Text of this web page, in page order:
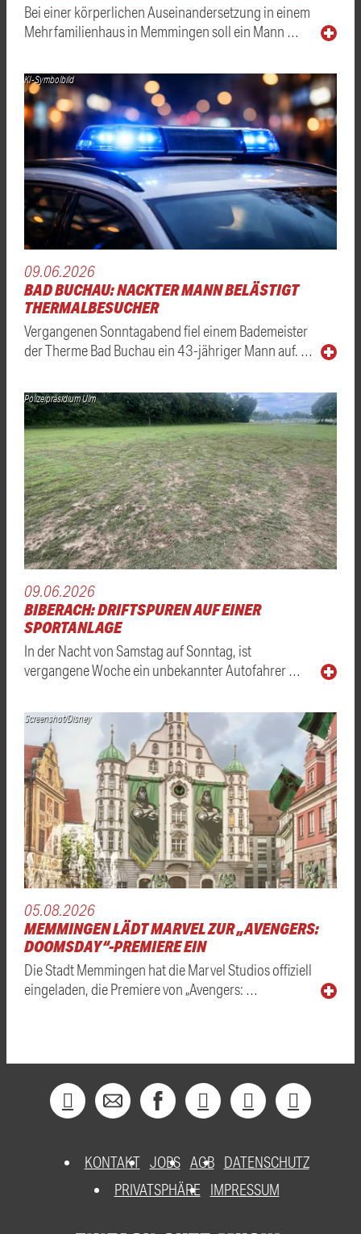
Bei einer körperlichen Auseinandersetzung in einem
Mehrfamilienhaus in Memmingen soll ein Mann …
KI-Symbolbild
09.06.2026
BAD BUCHAU: NACKTER MANN BELÄSTIGT
THERMALBESUCHER
Vergangenen Sonntagabend fiel einem Bademeister
der Therme Bad Buchau ein 43-jähriger Mann auf. …
Polizeipräsidium Ulm
09.06.2026
BIBERACH: DRIFTSPUREN AUF EINER
SPORTANLAGE
In der Nacht von Samstag auf Sonntag, ist
vergangene Woche ein unbekannter Autofahrer …
Screenshot/Disney
05.08.2026
MEMMINGEN LÄDT MARVEL ZUR „AVENGERS:
DOOMSDAY“-PREMIERE EIN
Die Stadt Memmingen hat die Marvel Studios offiziell
eingeladen, die Premiere von „Avengers: …
KONTAKT JOBS AGB DATENSCHUTZ
PRIVATSPHÄRE
IMPRESSUM